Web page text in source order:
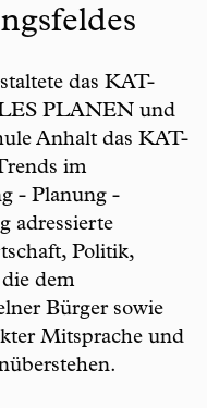
das KAT-
PLANEN und
Anhalt das KAT-
im
- Planung -
adressierte
Politik,
dem
Bürger sowie
Mitsprache und